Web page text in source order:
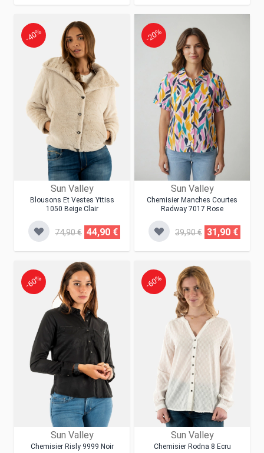
Sun Valley
Blousons Et Vestes Yttiss
1050 Beige Clair
-40%
74,90 € 44,90 €
Sun Valley
Chemisier Manches Courtes
Radway 7017 Rose
-20%
39,90 € 31,90 €
Sun Valley
Chemisier Risly 9999 Noir
-60%
Sun Valley
Chemisier Rodna 8 Ecru
-60%